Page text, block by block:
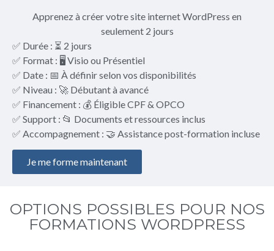
Apprenez à créer votre site internet WordPress en
seulement 2 jours
✅ Durée : ⏳ 2 jours
✅ Format : 🖥️ Visio ou Présentiel
✅ Date : 📅 À définir selon vos disponibilités
✅ Niveau : 🚀 Débutant à avancé
✅ Financement : 💰 Éligible CPF & OPCO
✅ Support : 📂 Documents et ressources inclus
✅ Accompagnement : 🤝 Assistance post-formation incluse
Je me forme maintenant
OPTIONS POSSIBLES POUR NOS
FORMATIONS WORDPRESS